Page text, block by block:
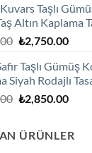
₺2,100.00.fiyat:
Taşlı
Altın Kaplama
Orijinal
₺3,250.00.
₺2,750.00Şu
fiyat:
Taşlı Gümüş
Siyah Rodajlı
Orijinal
₺2,850.00Şu
ÜRÜNLER